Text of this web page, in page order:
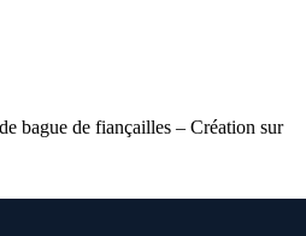
bague de fiançailles – Création sur